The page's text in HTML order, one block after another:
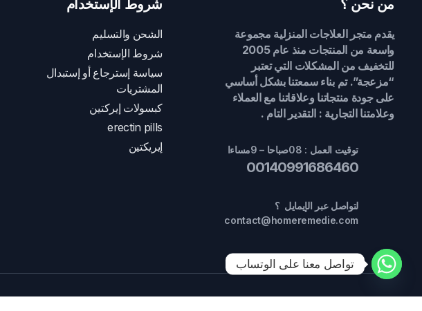
من نحن ؟
يقدم متجر العلاجات المنزلية مجموعة
واسعة من المنتجات منذ عام 2005
للتخفيف من المشكلات التي تعتبر
“مزعجة”. تم بناء سمعتنا بشكل أساسي
على جودة منتجاتنا وعلاقاتنا مع العملاء
وعلامتنا التجارية : التقدير التام .
توقيت العمل : 08صباحا – 9مساءا
00140991686460
لتواصل عبر الإيمايل ؟
contact@homeremedie.com
شروط الإستخدام
الشحن والتسليم
شروط الإستخدام
سياسة إسترجاع أو إستبدال
المشتريات
كبسولات إيركتين
erectin pills
إيريكتين
تواصل معنا على الوتساب